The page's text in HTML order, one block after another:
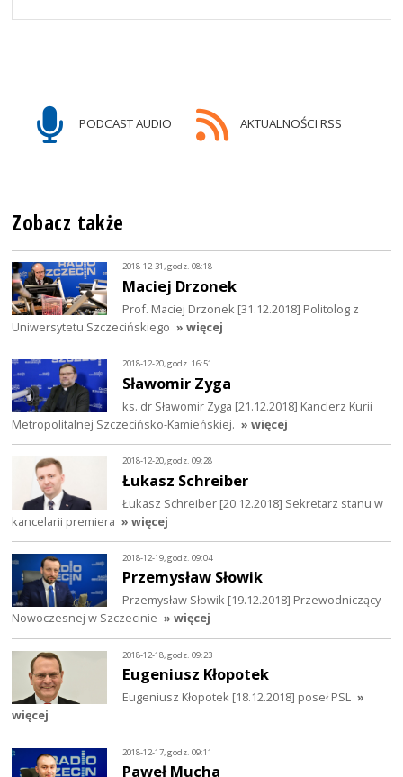
PODCAST AUDIO AKTUALNOŚCI RSS
Zobacz także
2018-12-31, godz. 08:18
Maciej Drzonek
Prof. Maciej Drzonek [31.12.2018] Politolog z
Uniwersytetu Szczecińskiego » więcej
2018-12-20, godz. 16:51
Sławomir Zyga
ks. dr Sławomir Zyga [21.12.2018] Kanclerz Kurii
Metropolitalnej Szczecińsko-Kamieńskiej. » więcej
2018-12-20, godz. 09:28
Łukasz Schreiber
Łukasz Schreiber [20.12.2018] Sekretarz stanu w
kancelarii premiera » więcej
2018-12-19, godz. 09:04
Przemysław Słowik
Przemysław Słowik [19.12.2018] Przewodniczący
Nowoczesnej w Szczecinie » więcej
2018-12-18, godz. 09:23
Eugeniusz Kłopotek
Eugeniusz Kłopotek [18.12.2018] poseł PSL »
więcej
2018-12-17, godz. 09:11
Paweł Mucha